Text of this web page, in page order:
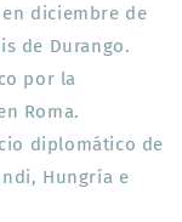
diciembre de
de Durango.
por la
Roma.
diplomático de
Hungría e